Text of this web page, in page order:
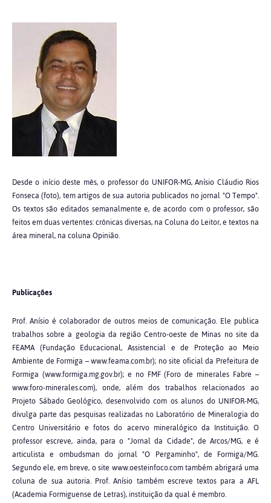
Desde o início deste mês, o professor do UNIFOR-MG, Anísio Cláudio Rios
Fonseca (foto), tem artigos de sua autoria publicados no jornal "O Tempo".
Os textos são editados semanalmente e, de acordo com o professor, são
feitos em duas vertentes: crônicas diversas, na Coluna do Leitor, e textos na
área mineral, na coluna Opinião.
Publicações
Prof. Anísio é colaborador de outros meios de comunicação. Ele publica
trabalhos sobre a geologia da região Centro-oeste de Minas no site da
FEAMA (Fundação Educacional, Assistencial e de Proteção ao Meio
Ambiente de Formiga – www.feama.com.br); no site oficial da Prefeitura de
Formiga (www.formiga.mg.gov.br); e no FMF (Foro de minerales Fabre –
www.foro-minerales.com), onde, além dos trabalhos relacionados ao
Projeto Sábado Geológico, desenvolvido com os alunos do UNIFOR-MG,
divulga parte das pesquisas realizadas no Laboratório de Mineralogia do
Centro Universitário e fotos do acervo mineralógico da Instituição. O
professor escreve, ainda, para o "Jornal da Cidade", de Arcos/MG, e é
articulista e ombudsman do jornal "O Pergaminho", de Formiga/MG.
Segundo ele, em breve, o site www.oesteinfoco.com também abrigará uma
coluna de sua autoria. Prof. Anísio também escreve textos para a AFL
(Academia Formiguense de Letras), instituição da qual é membro.